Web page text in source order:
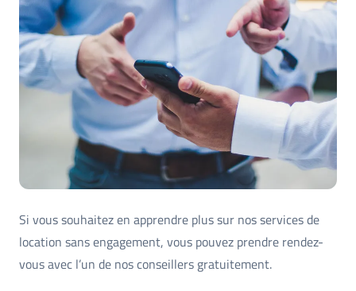
Si vous souhaitez en apprendre plus sur nos services de
location sans engagement, vous pouvez prendre rendez-
vous avec l’un de nos conseillers gratuitement.